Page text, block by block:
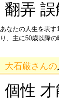
翻弄
あなたの人生を表
り、主に50歳以降
大石厳さんの
個性